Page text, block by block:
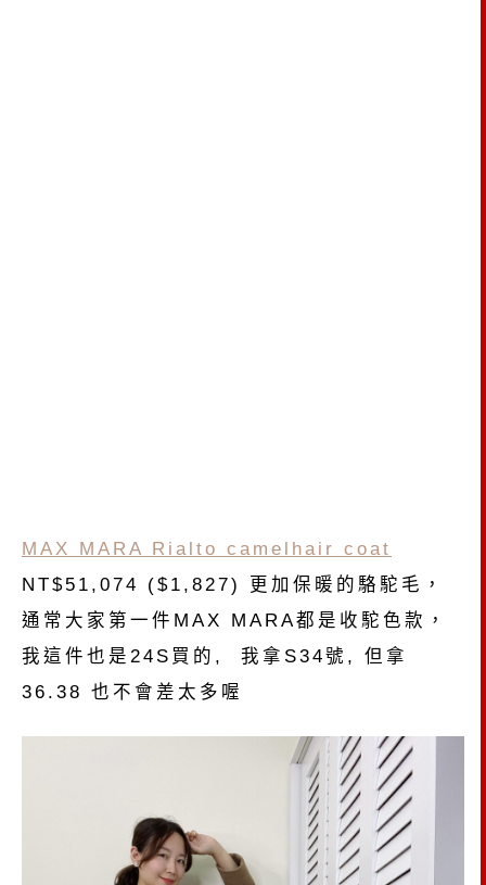
MAX MARA Rialto camelhair coat
NT$51,074 ($1,827) 更加保暖的駱駝毛，
通常大家第一件MAX MARA都是收駝色款，
我這件也是24S買的, 我拿S34號, 但拿
36.38 也不會差太多喔